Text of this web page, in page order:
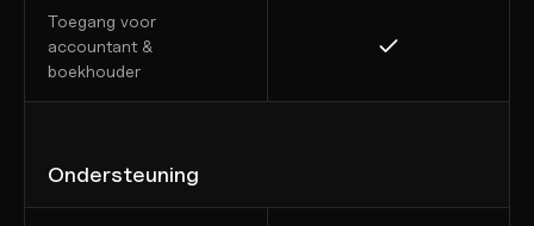
Toegang voor
accountant &
boekhouder
Ondersteuning